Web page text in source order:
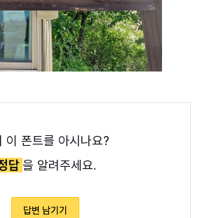
이 폰트를 아시나요?
답을 알려주세요.
답변 남기기